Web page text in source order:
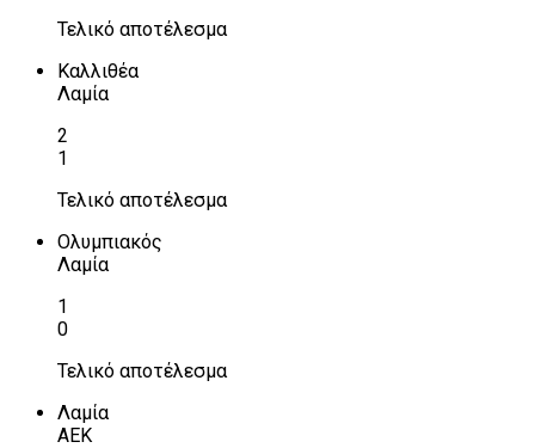
Τελικό αποτέλεσμα
Καλλιθέα
Λαμία
2
1
Τελικό αποτέλεσμα
Ολυμπιακός
Λαμία
1
0
Τελικό αποτέλεσμα
Λαμία
ΑΕΚ